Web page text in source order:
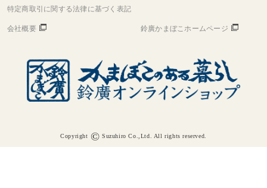
特定商取引に関する法律に基づく表記
会社概要 鈴廣かまぼこホームページ
Copyright © Suzuhiro Co.,Ltd. All rights reserved.